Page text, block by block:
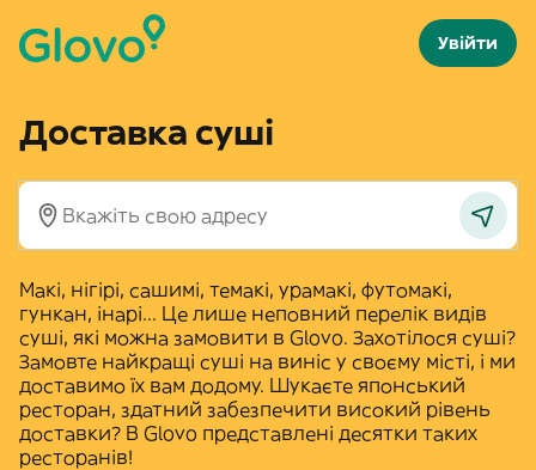
Увійти
Доставка суші
Макі, нігірі, сашимі, темакі, урамакі, футомакі,
гункан, інарі... Це лише неповний перелік видів
суші, які можна замовити в Glovo. Захотілося суші?
Замовте найкращі суші на виніс у своєму місті, і ми
доставимо їх вам додому. Шукаєте японський
ресторан, здатний забезпечити високий рівень
доставки? В Glovo представлені десятки таких
ресторанів!